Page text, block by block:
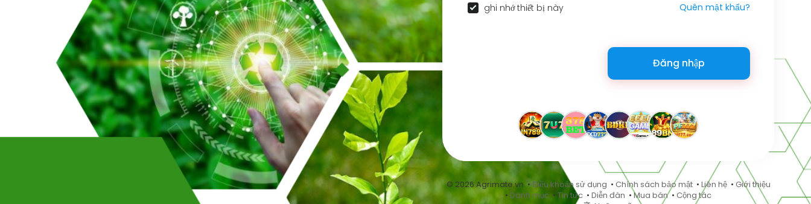
ghi nhớ thiết bị này Quên mật khẩu?
Đăng nhập
© 2026 Agrimate.vn •Điều khoản sử dụng • Chính sách bảo mật• Liên hệ• Giới thiệu
• Danh mục• Tin tức • Diễn đàn •Mua bán• Cộng tác